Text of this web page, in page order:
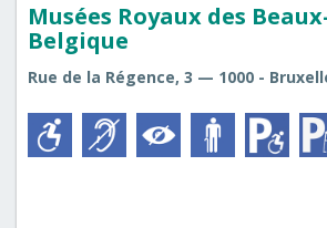
Musées Royaux des
Belgique
Rue de la Régence, 3 — 1000 -